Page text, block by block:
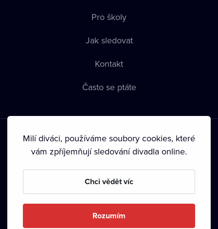
Pro školy
Jak sledovat
Kontakt
Často se ptáte
Podmínky používání • Ochrana soukromí • Zásady používání
• Autorská práva•
Milí diváci, používáme soubory cookies, které
vám zpříjemňují sledování divadla online.
Chci vědět víc
Rozumím